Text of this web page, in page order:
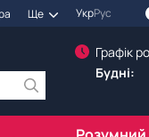
Ще УкрРус
Графік
Будні: